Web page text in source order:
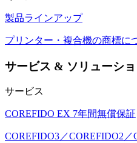
製品ラインアップ
プリンター・複合機の商標に
サービス & ソリューシ
サービス
COREFIDO EX 7年間無償保証
COREFIDO3／COREFIDO2